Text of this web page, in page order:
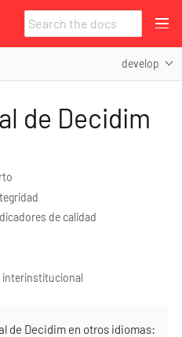
develop
de Decidim
de calidad
interinstitucional
de Decidim en otros idiomas: